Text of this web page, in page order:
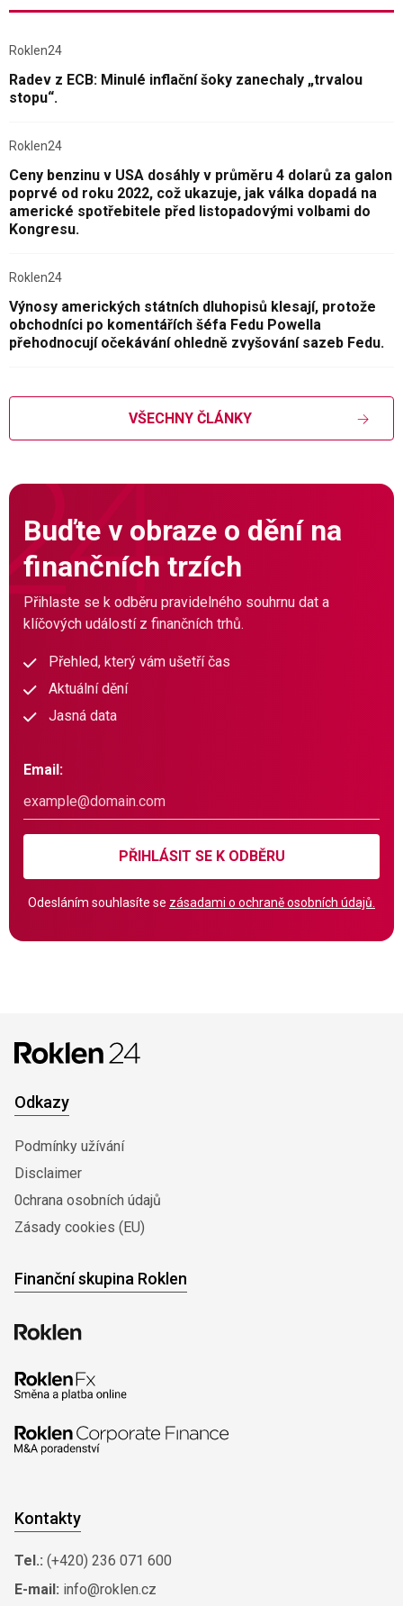
Roklen24
Radev z ECB: Minulé inflační šoky zanechaly „trvalou
stopu“.
Roklen24
Ceny benzinu v USA dosáhly v průměru 4 dolarů za galon
poprvé od roku 2022, což ukazuje, jak válka dopadá na
americké spotřebitele před listopadovými volbami do
Kongresu.
Roklen24
Výnosy amerických státních dluhopisů klesají, protože
obchodníci po komentářích šéfa Fedu Powella
přehodnocují očekávání ohledně zvyšování sazeb Fedu.
VŠECHNY ČLÁNKY
Buďte v obraze o dění na
finančních trzích
Přihlaste se k odběru pravidelného souhrnu dat a
klíčových událostí z finančních trhů.
Přehled, který vám ušetří čas
Aktuální dění
Jasná data
Email:
PŘIHLÁSIT SE K ODBĚRU
Odesláním souhlasíte se zásadami o ochraně osobních údajů.
Odkazy
Podmínky užívání
Disclaimer
0chrana osobních údajů
Zásady cookies (EU)
Finanční skupina Roklen
Kontakty
Tel.: (+420) 236 071 600
E-mail: info@roklen.cz